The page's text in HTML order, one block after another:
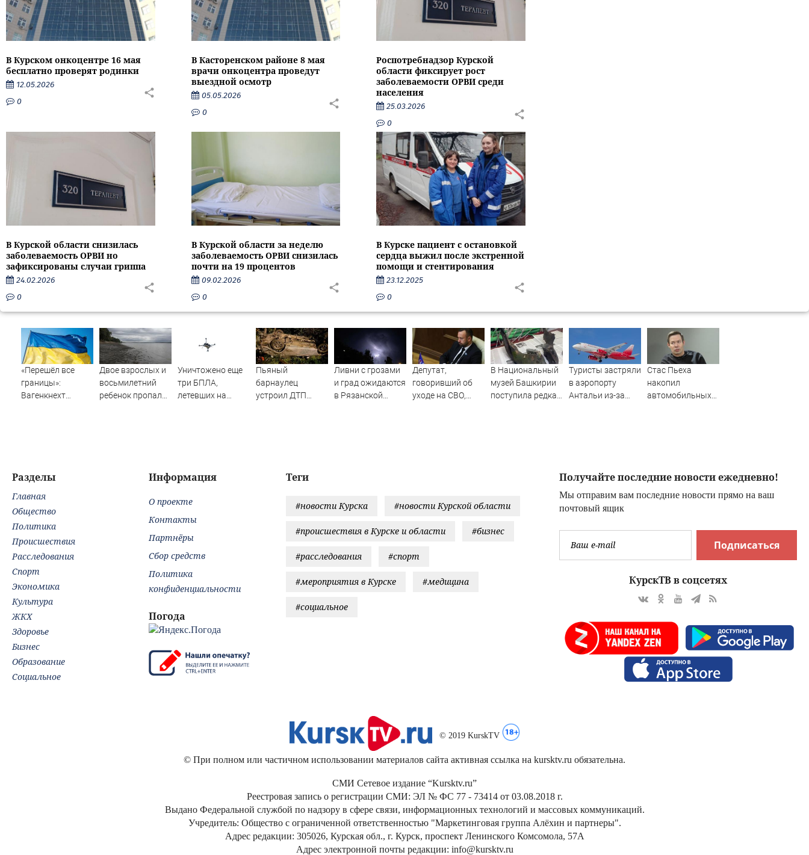
В Курском онкоцентре 16 мая
бесплатно проверят родинки
12.05.2026
0
В Касторенском районе 8 мая
врачи онкоцентра проведут
выездной осмотр
05.05.2026
0
Роспотребнадзор Курской
области фиксирует рост
заболеваемости ОРВИ среди
населения
25.03.2026
0
В Курской области снизилась
заболеваемость ОРВИ но
зафиксированы случаи гриппа
24.02.2026
0
В Курской области за неделю
заболеваемость ОРВИ снизилась
почти на 19 процентов
09.02.2026
0
В Курске пациент с остановкой
сердца выжил после экстренной
помощи и стентирования
23.12.2025
0
«Перешёл все
границы»:
Вагенкнехт
Двое взрослых и
восьмилетний
ребенок пропали
Уничтожено еще
три БПЛА,
летевших на
Пьяный
барнаулец
устроил ДТП
Ливни с грозами
и град ожидаются
в Рязанской
Депутат,
говоривший об
уходе на СВО,
В Национальный
музей Башкирии
поступила редкая
Туристы застряли
в аэропорту
Антальи из-за
Стас Пьеха
накопил
автомобильных
Получайте последние новости ежедневно!
Мы отправим вам последние новости прямо на ваш
почтовый ящик
Подписаться
КурскТВ в соцсетях
Теги
#новости Курска #новости Курской области
#происшествия в Курске и области #бизнес
#расследования #спорт
#мероприятия в Курске #медицина
#социальное
Разделы
Главная
Общество
Политика
Происшествия
Расследования
Спорт
Экономика
Культура
ЖКХ
Здоровье
Бизнес
Образование
Социальное
Информация
О проекте
Контакты
Партнёры
Сбор средств
Политика
конфиденциальности
Погода
© 2019 KurskTV
© При полном или частичном использовании материалов сайта активная ссылка на kursktv.ru обязательна.
СМИ Сетевое издание “Kursktv.ru”
Реестровая запись о регистрации СМИ: ЭЛ № ФС 77 - 73414 от 03.08.2018 г.
Выдано Федеральной службой по надзору в сфере связи, информационных технологий и массовых коммуникаций.
Учредитель: Общество с ограниченной ответственностью "Маркетинговая группа Алёхин и партнеры".
Адрес редакции: 305026, Курская обл., г. Курск, проспект Ленинского Комсомола, 57А
Адрес электронной почты редакции: info@kursktv.ru